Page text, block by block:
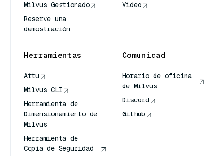
Milvus Gestionado
Reserve una
demostración
Video
Herramientas
Attu
Milvus CLI
Herramienta de
Dimensionamiento de
Milvus
Herramienta de
Copia de Seguridad
Comunidad
Horario de oficina
de Milvus
Discord
Github